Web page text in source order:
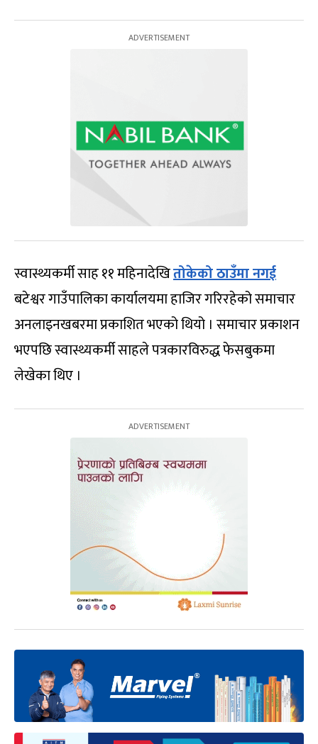
स्वास्थ्यकर्मी साह ११ महिनादेखितोकेको ठाउँमा नगई
बटेश्वर गाउँपालिका कार्यालयमा हाजिर गरिरहेको समाचार
अनलाइनखबरमा प्रकाशित भएको थियो । समाचार प्रकाशन
भएपछि स्वास्थ्यकर्मी साहले पत्रकारविरुद्ध फेसबुकमा
लेखेका थिए ।